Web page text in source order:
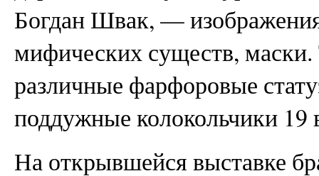
Богдан Швак, —
мифических существ,
различные фарфоровые
поддужные колокольчики 19
На открывшейся выставке